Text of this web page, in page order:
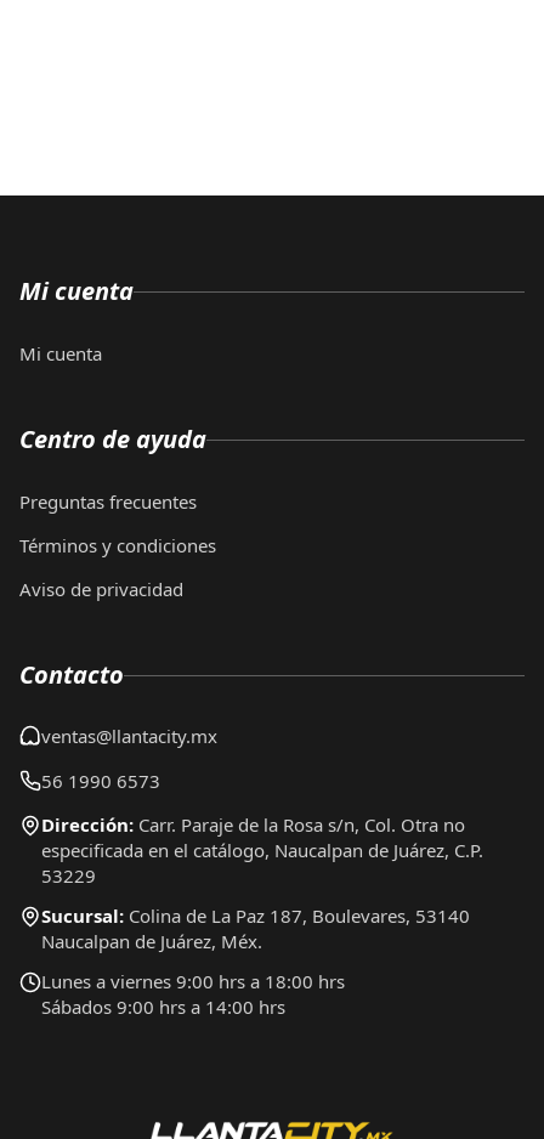
Mi cuenta
Mi cuenta
Centro de ayuda
Preguntas frecuentes
Términos y condiciones
Aviso de privacidad
Contacto
ventas@llantacity.mx
56 1990 6573
Dirección: Carr. Paraje de la Rosa s/n, Col. Otra no
especificada en el catálogo, Naucalpan de Juárez, C.P.
53229
Sucursal: Colina de La Paz 187, Boulevares, 53140
Naucalpan de Juárez, Méx.
Lunes a viernes 9:00 hrs a 18:00 hrs
Sábados 9:00 hrs a 14:00 hrs